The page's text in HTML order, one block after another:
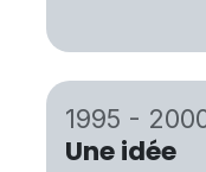
​1995 -
Une idée